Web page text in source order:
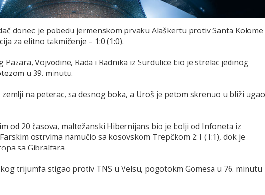
doneo je pobedu jermenskom prvaku Alaškertu protiv Santa Kolome
za elitno takmičenje – 1:0 (1:0).
Pazara, Vojvodine, Rada i Radnika iz Surdulice bio je strelac jedinog
u 39. minutu.
na peterac, sa desnog boka, a Uroš je petom skrenuo u bliži ugao
od 20 časova, maltežanski Hibernijans bio je bolji od Infoneta iz
ostrvima namučio sa kosovskom Trepčkom 2:1 (1:1), dok je
sa Gibraltara.
trijumfa stigao protiv TNS u Velsu, pogotokm Gomesa u 76. minutu